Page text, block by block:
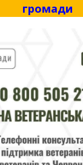
громади